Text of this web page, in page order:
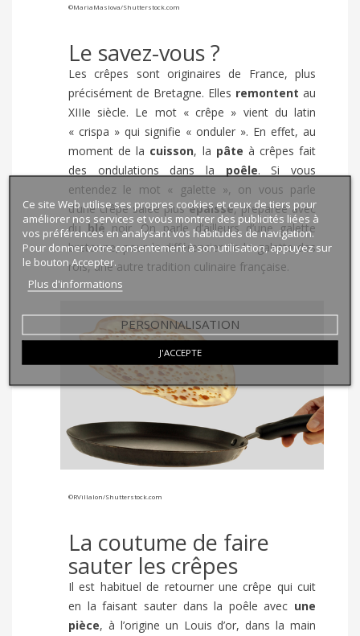
©MariaMaslova/Shutterstock.com
Le savez-vous ?
Les crêpes sont originaires de France, plus
précisément de Bretagne. Elles remontent au
XIIIe siècle. Le mot « crêpe » vient du latin
« crispa » qui signifie « onduler ». En effet, au
moment de la cuisson, la pâte à crêpes fait
des ondulations dans la poêle. Si vous
entendez le mot « galette », on vous parle
d’une crêpe salée plusépaisse, préparée avec
du blé noir. On parle d’ailleurs d’une galette
bretonne, pour la différencier de la galette des
rois, une autre tradition culinaire française.
©RVillalon/Shutterstock.com
La coutume de faire
sauter les crêpes
Il est habituel de retourner une crêpe qui cuit
en la faisant sauter dans la poêle avec une
pièce, à l’origine un Louis d’or, dans la main
Ce site Web utilise ses propres cookies et ceux de tiers pour
améliorer nos services et vous montrer des publicités liées à
vos préférences en analysant vos habitudes de navigation.
Pour donner votre consentement à son utilisation, appuyez sur
le bouton Accepter.
Plus d'informations
PERSONNALISATION
J'ACCEPTE